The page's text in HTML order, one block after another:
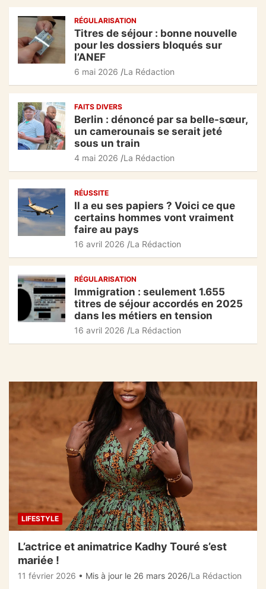
k
c
e
b
o
o
k
at
s
A
p
p
gr
a
m
g
er
RÉGULARISATION
Titres de séjour : bonne nouvelle
pour les dossiers bloqués sur
l’ANEF
6 mai 2026 La Rédaction
FAITS DIVERS
Berlin : dénoncé par sa belle-sœur,
un camerounais se serait jeté
sous un train
4 mai 2026 La Rédaction
RÉUSSITE
Il a eu ses papiers ? Voici ce que
certains hommes vont vraiment
faire au pays
16 avril 2026 La Rédaction
RÉGULARISATION
Immigration : seulement 1.655
titres de séjour accordés en 2025
dans les métiers en tension
16 avril 2026 La Rédaction
LIFESTYLE
L’actrice et animatrice Kadhy Touré s’est
mariée !
11 février 2026 • Mis à jour le 26 mars 2026 La Rédaction